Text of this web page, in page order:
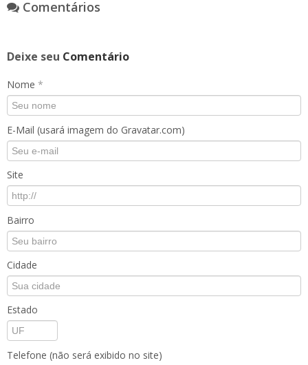
Comentários
Deixe seu Comentário
Nome *
E-Mail (usará imagem do Gravatar.com)
Site
Bairro
Cidade
Estado
Telefone (não será exibido no site)